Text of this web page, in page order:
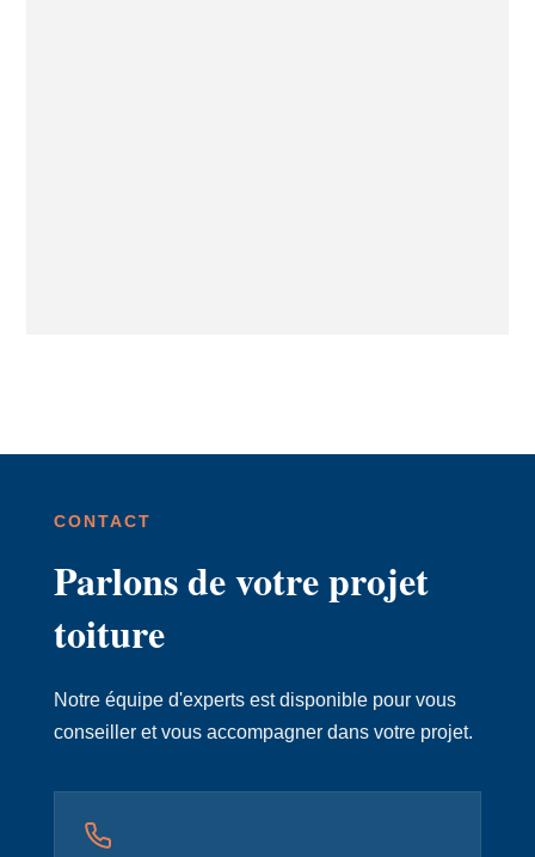
CONTACT
Parlons de votre projet
toiture
Notre équipe d'experts est disponible pour vous
conseiller et vous accompagner dans votre projet.